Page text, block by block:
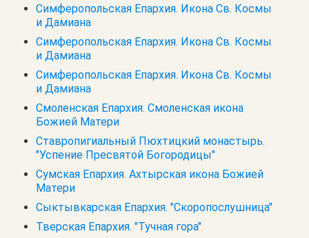
Симферопольская Епархия. Икона Св. Космы
и Дамиана
Симферопольская Епархия. Икона Св. Космы
и Дамиана
Симферопольская Епархия. Икона Св. Космы
и Дамиана
Смоленская Епархия. Смоленская икона
Божией Матери
Ставропигиальный Пюхтицкий монастырь.
"Успение Пресвятой Богородицы"
Сумская Епархия. Ахтырская икона Божией
Матери
Сыктывкарская Епархия. "Скоропослушница"
Тверская Епархия. "Тучная гора"